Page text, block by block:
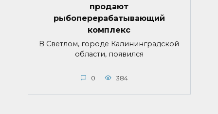
продают
рыбоперерабатывающий
комплекс
В Светлом, городе Калининградской
области, появился
0 384